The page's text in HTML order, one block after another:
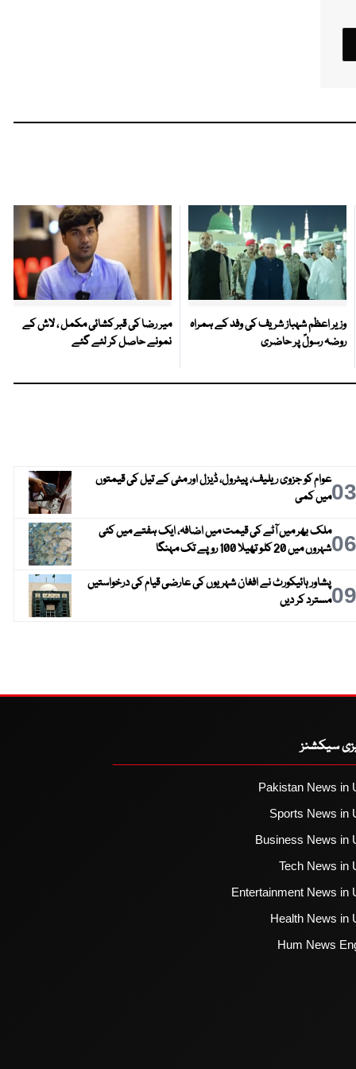
وزیر اعظم شہباز شریف کی وفد کے ہمراہ
روضہ رسولؐ پر حاضری
میر رضا کی قبر کشائی مکمل ، لاش کے
نمونے حاصل کر لئے گئے
03عوام کو جزوی ریلیف، پیٹرول، ڈیزل اور مٹی کے تیل کی قیمتوں
میں کمی
06ملک بھر میں آٹے کی قیمت میں اضافہ، ایک ہفتے میں کئی
شہروں میں 20 کلو تھیلا 100 روپے تک مہنگا
09پشاور ہائیکورٹ نے افغان شہریوں کی عارضی قیام کی درخواستیں
مسترد کر دیں
سیکشنز
Pakistan News in
Sports News in
Business News in
Tech News in
Entertainment News in
Health News in
Hum News